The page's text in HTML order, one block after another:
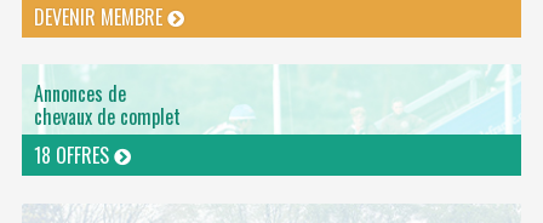
DEVENIR MEMBRE
Annonces de
chevaux de complet
18 OFFRES